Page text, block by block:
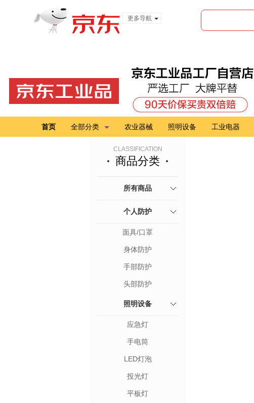
更多导航
首页 全部分类 农业器械 照明设备 工业电器
CLASSIFICATION
商品分类
所有商品
个人防护
面具/口罩
身体防护
手部防护
头部防护
照明设备
应急灯
手电筒
LED灯泡
投光灯
平板灯